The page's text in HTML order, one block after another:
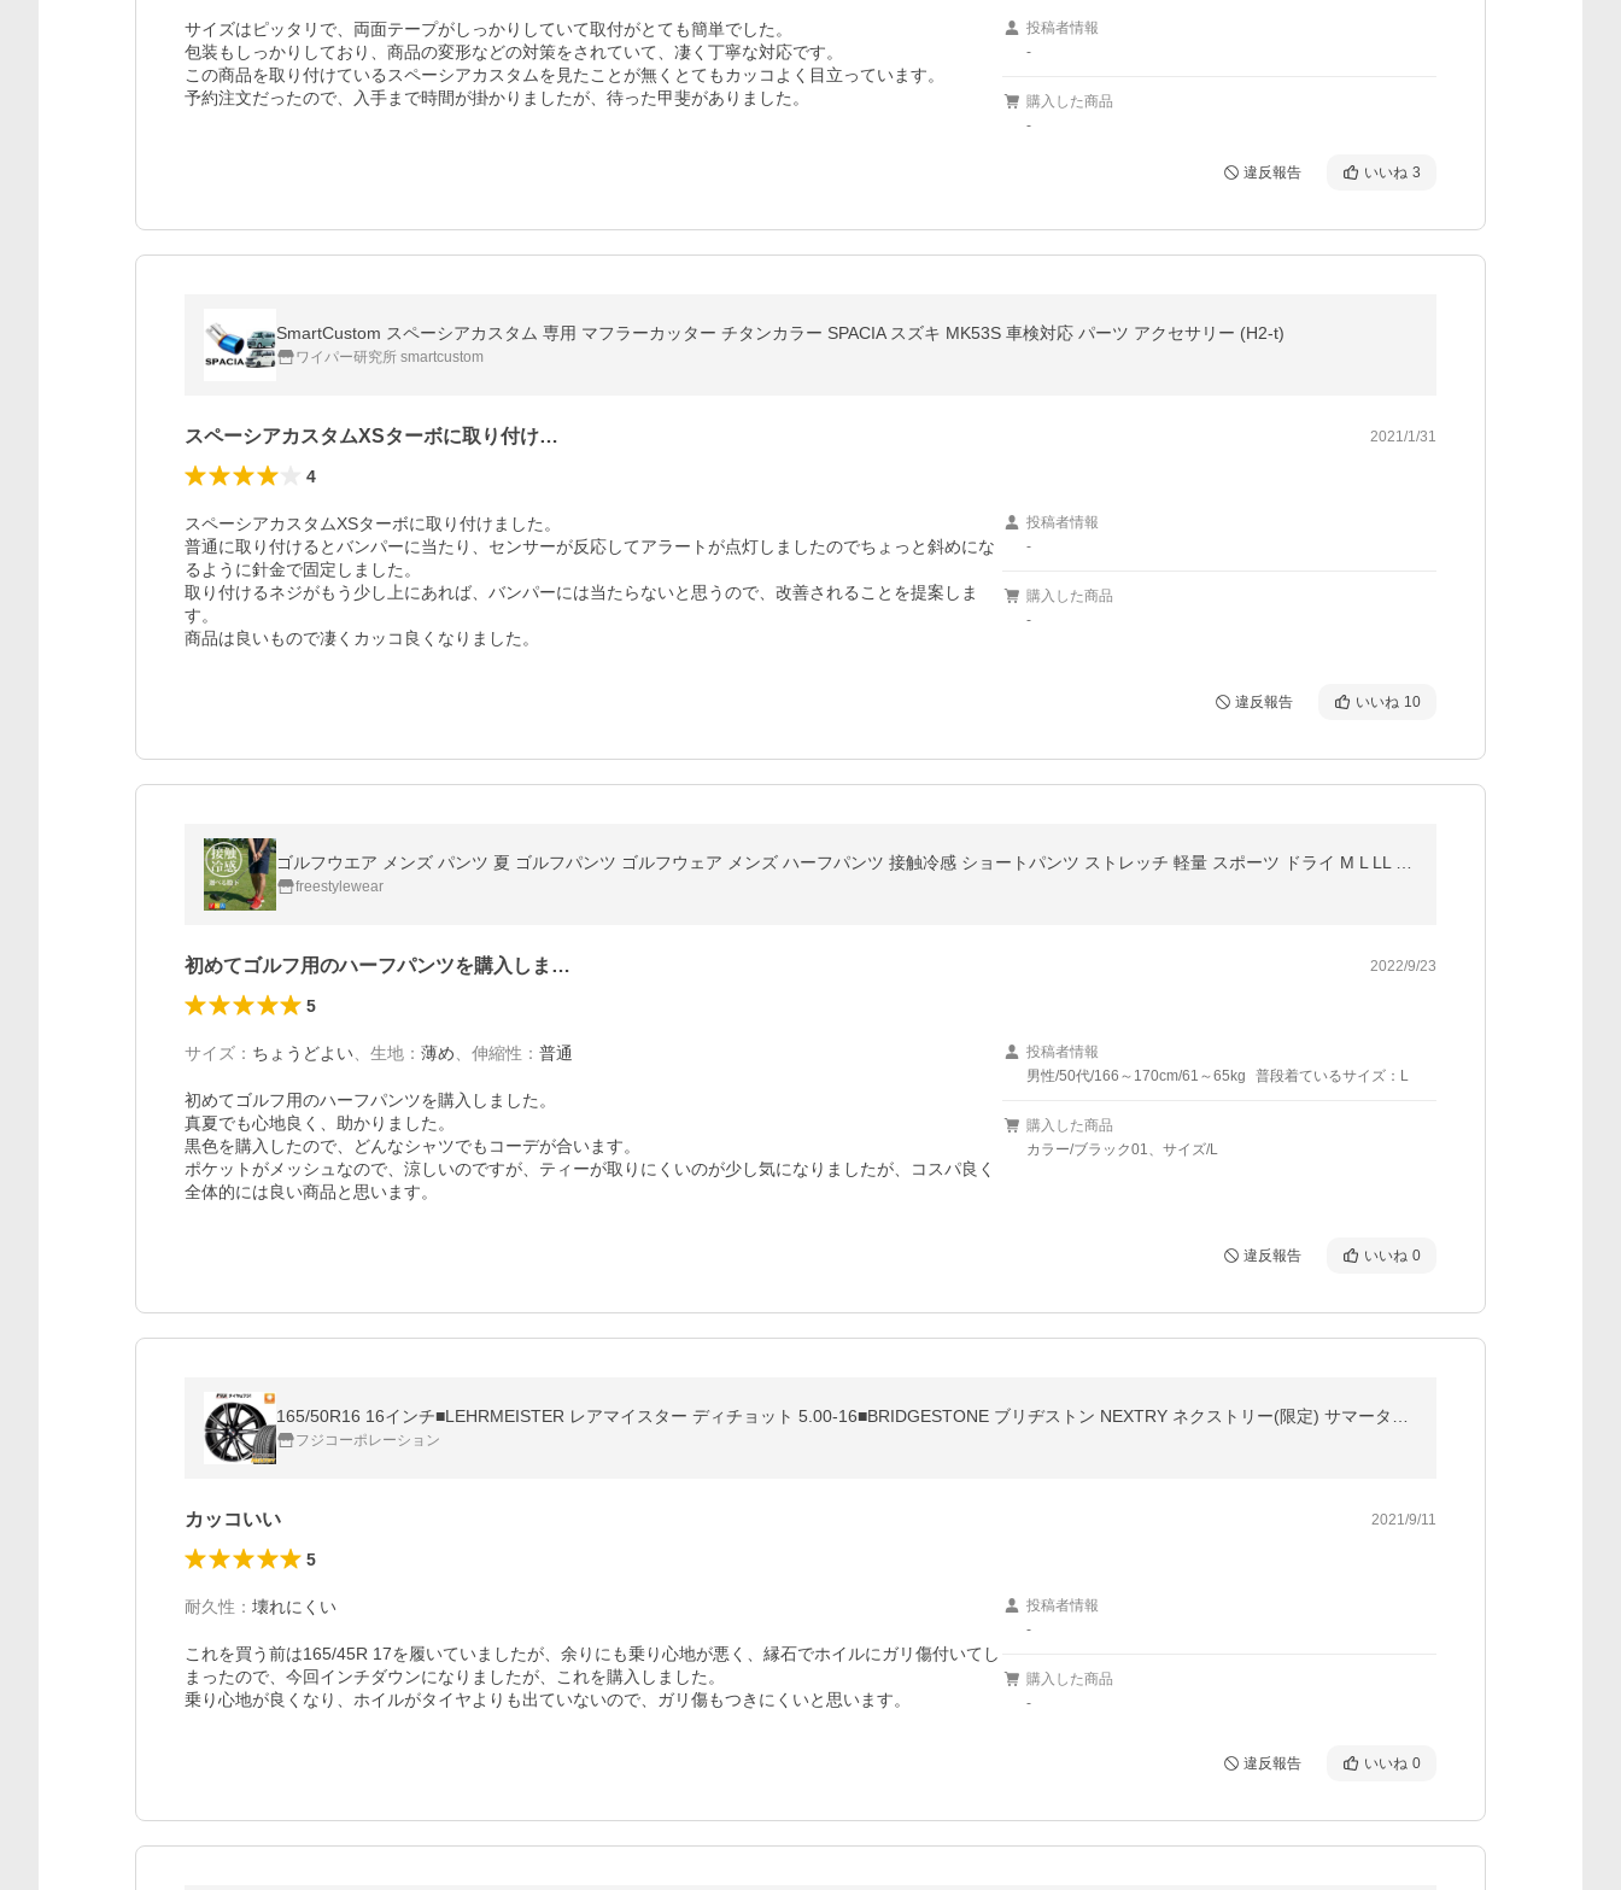
サイズはピッタリで、両面テープがしっかりしていて取付がとても簡単でした。
包装もしっかりしており、商品の変形などの対策をされていて、凄く丁寧な対応です。
この商品を取り付けているスペーシアカスタムを見たことが無くとてもカッコよく目立っています。
予約注文だったので、入手まで時間が掛かりましたが、待った甲斐がありました。
投稿者情報
-
購入した商品
-
違反報告 いいね 3
SmartCustom スペーシアカスタム 専用 マフラーカッター チタンカラー SPACIA スズキ MK53S 車検対応 パーツ アクセサリー (H2-t)
ワイパー研究所 smartcustom
スペーシアカスタムXSターボに取り付け… 2021/1/31
4
スペーシアカスタムXSターボに取り付けました。
普通に取り付けるとバンパーに当たり、センサーが反応してアラートが点灯しましたのでちょっと斜めにな
るように針金で固定しました。
取り付けるネジがもう少し上にあれば、バンパーには当たらないと思うので、改善されることを提案しま
す。
商品は良いもので凄くカッコ良くなりました。
投稿者情報
-
購入した商品
-
違反報告 いいね 10
freestylewear
初めてゴルフ用のハーフパンツを購入しま… 2022/9/23
5
サイズ ： ちょうどよい 生地 ： 薄め 伸縮性 ： 普通
初めてゴルフ用のハーフパンツを購入しました。
真夏でも心地良く、助かりました。
黒色を購入したので、どんなシャツでもコーデが合います。
ポケットがメッシュなので、涼しいのですが、ティーが取りにくいのが少し気になりましたが、コスパ良く
全体的には良い商品と思います。
投稿者情報
男性/50代/166～170cm/61～65kg
普段着ているサイズ：L
購入した商品
カラー/ブラック01、サイズ/L
違反報告 いいね 0
フジコーポレーション
カッコいい 2021/9/11
5
耐久性 ： 壊れにくい
これを買う前は165/45R 17を履いていましたが、余りにも乗り心地が悪く、縁石でホイルにガリ傷付いてし
まったので、今回インチダウンになりましたが、これを購入しました。
乗り心地が良くなり、ホイルがタイヤよりも出ていないので、ガリ傷もつきにくいと思います。
投稿者情報
-
購入した商品
-
違反報告 いいね 0